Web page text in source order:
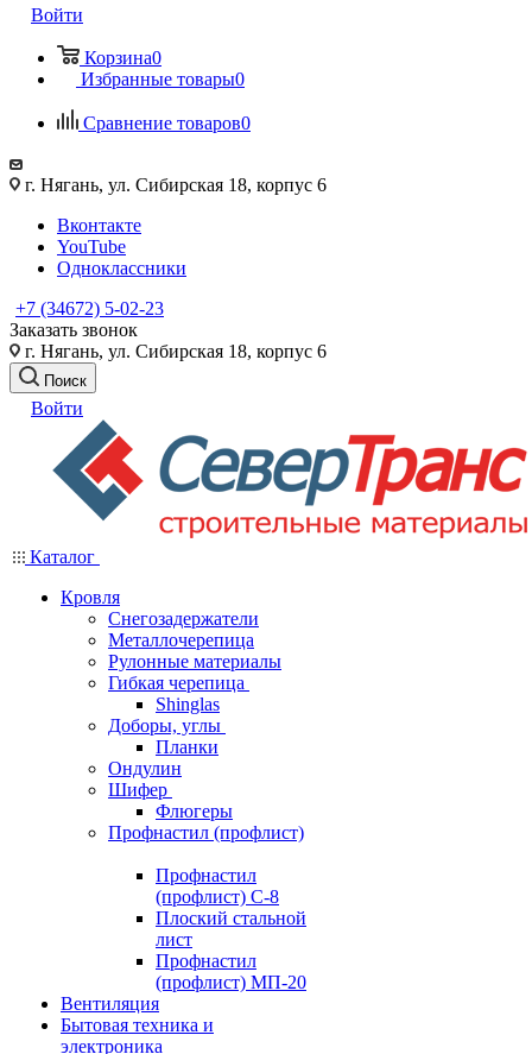
Войти
Корзина0
Избранные товары0
Сравнение товаров0
г. Нягань, ул. Сибирская 18, корпус 6
Вконтакте
YouTube
Одноклассники
+7 (34672) 5-02-23
Заказать звонок
г. Нягань, ул. Сибирская 18, корпус 6
Поиск
Войти
Каталог
Кровля
Снегозадержатели
Металлочерепица
Рулонные материалы
Гибкая черепица
Shinglas
Доборы, углы
Планки
Ондулин
Шифер
Флюгеры
Профнастил (профлист)
Профнастил
(профлист) С-8
Плоский стальной
лист
Профнастил
(профлист) МП-20
Вентиляция
Бытовая техника и
электроника